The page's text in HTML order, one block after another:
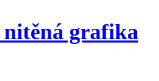
nitěná grafika